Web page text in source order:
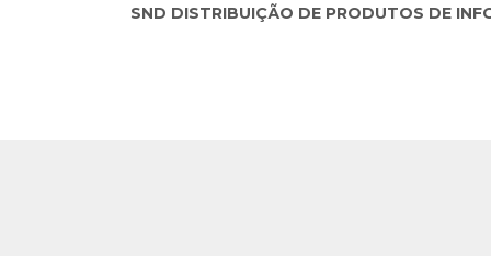
SND DISTRIBUIÇÃO DE PRODUTOS DE